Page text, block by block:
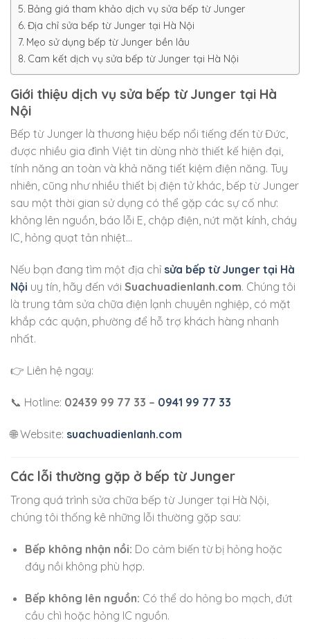
Bảng giá tham khảo dịch vụ sửa bếp từ Junger
Địa chỉ sửa bếp từ Junger tại Hà Nội
Mẹo sử dụng bếp từ Junger bền lâu
Cam kết dịch vụ sửa bếp từ Junger tại Hà Nội
Giới thiệu dịch vụ sửa bếp từ Junger tại Hà
Nội
Bếp từ Junger là thương hiệu bếp nổi tiếng đến từ Đức,
được nhiều gia đình Việt tin dùng nhờ thiết kế hiện đại,
tính năng an toàn và khả năng tiết kiệm điện năng. Tuy
nhiên, cũng như nhiều thiết bị điện tử khác, bếp từ Junger
sau một thời gian sử dụng có thể gặp các sự cố như:
không lên nguồn, báo lỗi E, chập điện, nứt mặt kính, cháy
IC, hỏng quạt tản nhiệt…
Nếu bạn đang tìm một địa chỉ sửa bếp từ Junger tại Hà
Nội uy tín, hãy đến với Suachuadienlanh.com. Chúng tôi
là trung tâm sửa chữa điện lạnh chuyên nghiệp, có mặt
khắp các quận, phường để hỗ trợ khách hàng nhanh
nhất.
👉 Liên hệ ngay:
📞 Hotline: 02439 99 77 33 – 0941 99 77 33
🌐 Website: suachuadienlanh.com
Các lỗi thường gặp ở bếp từ Junger
Trong quá trình sửa chữa bếp từ Junger tại Hà Nội,
chúng tôi thống kê những lỗi thường gặp sau:
Bếp không nhận nồi: Do cảm biến từ bị hỏng hoặc
đáy nồi không phù hợp.
Bếp không lên nguồn: Có thể do hỏng bo mạch, đứt
cầu chì hoặc hỏng IC nguồn.